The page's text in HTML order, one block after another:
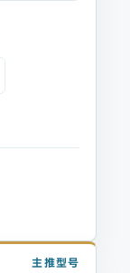
主推型号